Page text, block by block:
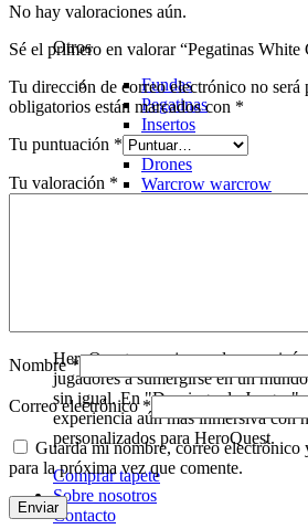
Otros
Fundas
Pegatinas
Insertos
Blood Bowl
Drones
Warcrow warcrow
HeroQuest es un juego de mesa
jugadores a sumergirse en un
sin igual. En "Domingo de Juegos",
experiencia aún más inmersiva con
personalizados para HeroQuest.
Comprar tapete
Sobre nosotros
Contacto
No hay valoraciones aún.
Sé el primero en valorar “Pegatinas White
Tu dirección de correo electrónico no será
obligatorios están marcados con *
Tu puntuación *
Tu valoración *
Nombre*
Correo electrónico*
Guarda mi nombre, correo electrónico
para la próxima vez que comente.